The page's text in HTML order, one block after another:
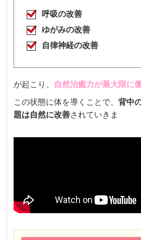
呼吸の改善
ゆがみの改善
自律神経の改善
が起こり、 自然治癒力が最大限に
この状態に体を導くことで、背中
題は自然に改善されていきま